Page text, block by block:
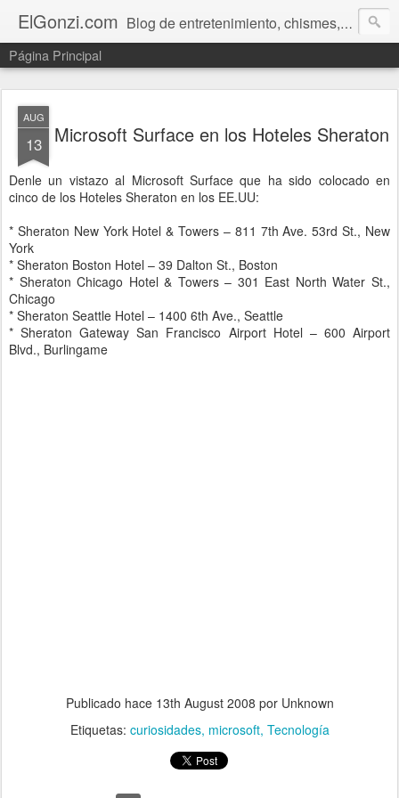
ElGonzi.com Blog de entretenimiento, chismes, humor, farándula, curiosidades, ovnis, noticias calientes, fotos, videos, paranormal y ¡más!
Página Principal
AUG
13 Microsoft Surface en los Hoteles Sheraton
Denle un vistazo al Microsoft Surface que ha sido colocado en
cinco de los Hoteles Sheraton en los EE.UU:
* Sheraton New York Hotel & Towers – 811 7th Ave. 53rd St., New
York
* Sheraton Boston Hotel – 39 Dalton St., Boston
* Sheraton Chicago Hotel & Towers – 301 East North Water St.,
Chicago
* Sheraton Seattle Hotel – 1400 6th Ave., Seattle
* Sheraton Gateway San Francisco Airport Hotel – 600 Airport
Blvd., Burlingame
Publicado hace 13th August 2008 por Unknown
Etiquetas: curiosidades microsoft Tecnología